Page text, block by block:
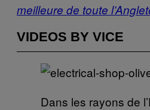
meilleure de toute
VIDEOS BY VICE
Dans les rayons de